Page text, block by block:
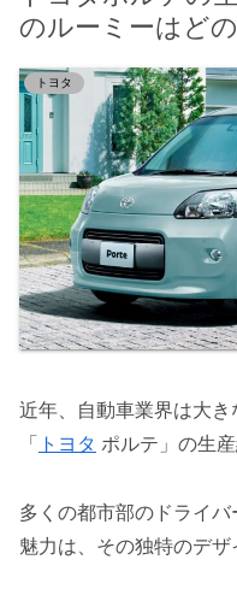
のルーミーはど
トヨタ
近年、自動車業界は大
「
トヨタ ポルテ」の生
多くの都市部のドライ
魅力は、その独特のデザ